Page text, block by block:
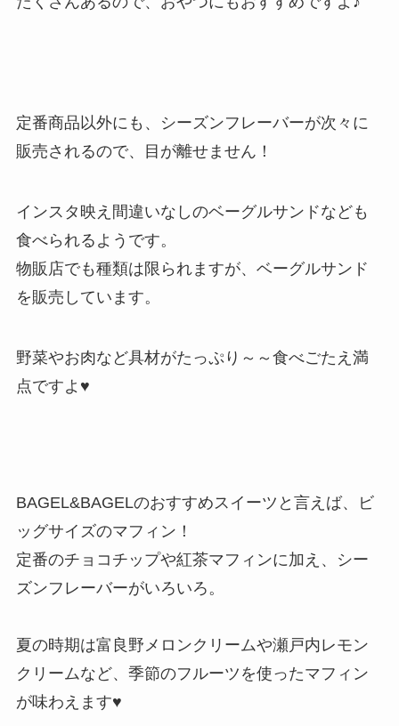
定番商品以外にも、シーズンフレーバーが次々に
販売されるので、目が離せません！
インスタ映え間違いなしのベーグルサンドなども
食べられるようです。
物販店でも種類は限られますが、ベーグルサンド
を販売しています。
野菜やお肉など具材がたっぷり～～食べごたえ満
点ですよ♥
BAGEL&BAGELのおすすめスイーツと言えば、ビ
ッグサイズのマフィン！
定番のチョコチップや紅茶マフィンに加え、シー
ズンフレーバーがいろいろ。
夏の時期は富良野メロンクリームや瀬戸内レモン
クリームなど、季節のフルーツを使ったマフィン
が味わえます♥